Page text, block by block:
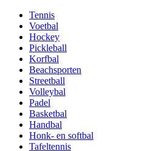
Tennis
Voetbal
Hockey
Pickleball
Korfbal
Beachsporten
Streetball
Volleybal
Padel
Basketbal
Handbal
Honk- en softbal
Tafeltennis